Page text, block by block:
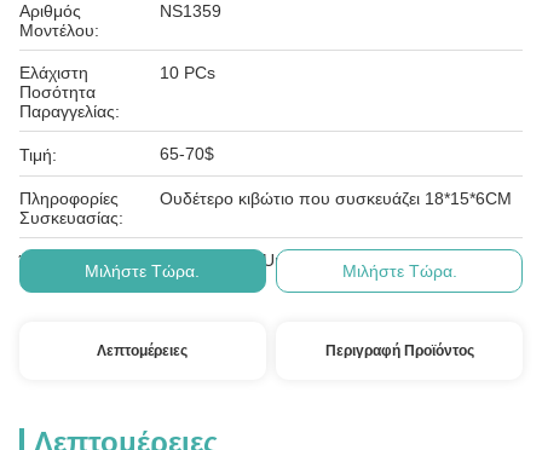
Αριθμός
Μοντέλου:
NS1359
Ελάχιστη
Ποσότητα
Παραγγελίας:
10 PCs
Τιμή: 65-70$
Πληροφορίες
Συσκευασίας:
Ουδέτερο κιβώτιο που συσκευάζει 18*15*6CM
Όροι Πληρωμής: T/T, Western Union, paypal
Μιλήστε Τώρα. Μιλήστε Τώρα.
Λεπτομέρειες Περιγραφή Προϊόντος
Λεπτομέρειες